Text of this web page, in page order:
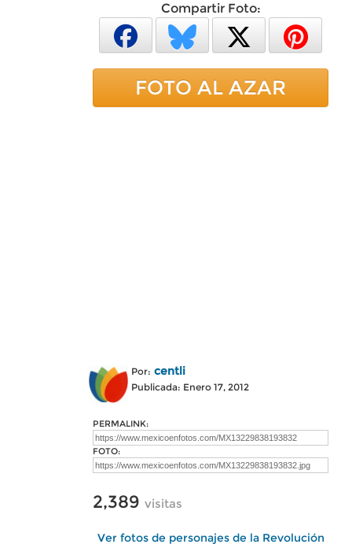
Compartir Foto:
FOTO AL AZAR
Por: centli
Publicada: Enero 17, 2012
PERMALINK:
FOTO:
2,389 visitas
Ver fotos de personajes de la Revolución